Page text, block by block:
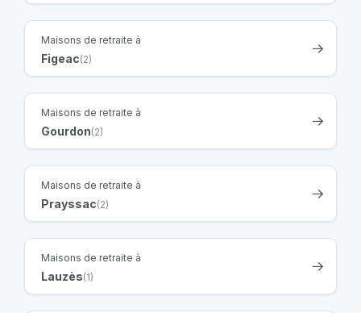
Maisons de retraite à
Figeac(2)
Maisons de retraite à
Gourdon(2)
Maisons de retraite à
Prayssac(2)
Maisons de retraite à
Lauzès(1)